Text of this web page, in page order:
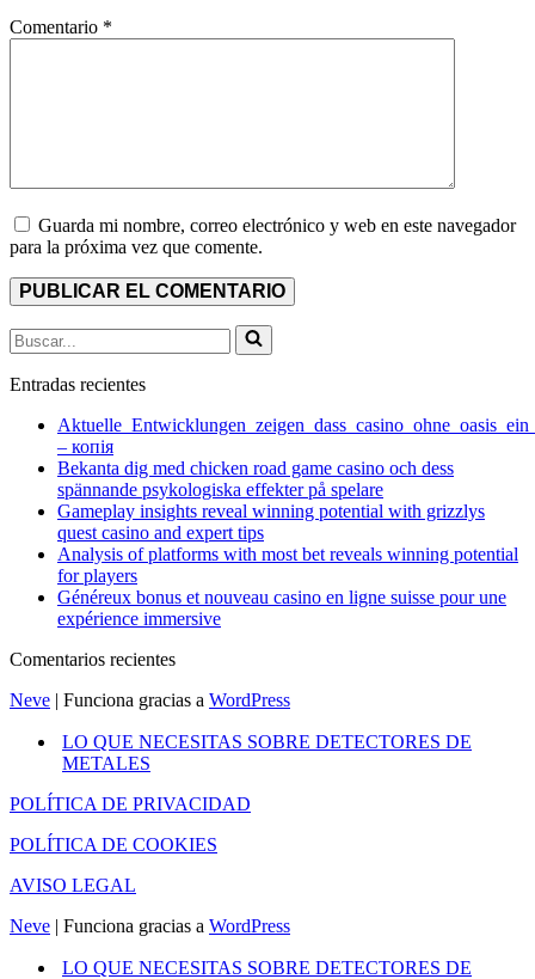
Comentario *
Guarda mi nombre, correo electrónico y web en este navegador
para la próxima vez que comente.
Buscar...
Entradas recientes
– копія
Bekanta dig med chicken road game casino och dess
spännande psykologiska effekter på spelare
Gameplay insights reveal winning potential with grizzlys
quest casino and expert tips
Analysis of platforms with most bet reveals winning potential
for players
Généreux bonus et nouveau casino en ligne suisse pour une
expérience immersive
Comentarios recientes
Neve | Funciona gracias a WordPress
LO QUE NECESITAS SOBRE DETECTORES DE
METALES
POLÍTICA DE PRIVACIDAD
POLÍTICA DE COOKIES
AVISO LEGAL
Neve | Funciona gracias a WordPress
LO QUE NECESITAS SOBRE DETECTORES DE